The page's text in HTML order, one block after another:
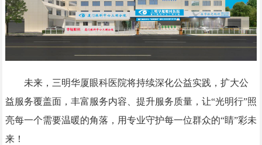
未来，三明华厦眼科医院将持续深化公益实践，扩大公
益服务覆盖面，丰富服务内容、提升服务质量，让“光明行”照
亮每一个需要温暖的角落，用专业守护每一位群众的“睛”彩未
来！